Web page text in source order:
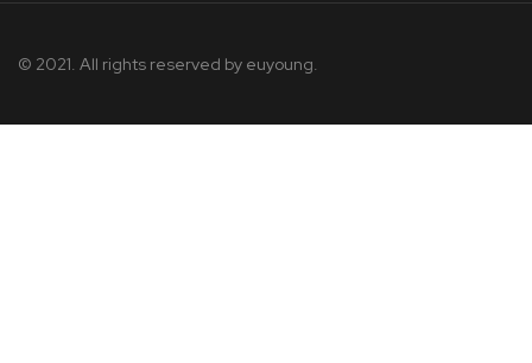
© 2021. All rights reserved by euyoung.